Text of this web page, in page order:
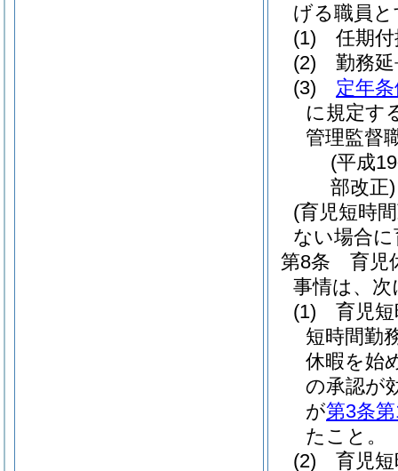
げる職員
(1)
任期
(2)
勤務
(3)
定年
に規定す
管理監督
(平成
部改正)
(育児短時
ない場合
第8条
育児
事情は、
(1)
育児
短時間勤
休暇を始
の承認が
が第3条
たこと。
(2)
育児